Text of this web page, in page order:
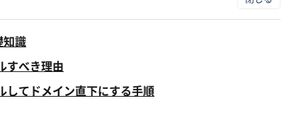
知識
すべき理由
てドメイン直下にする手順